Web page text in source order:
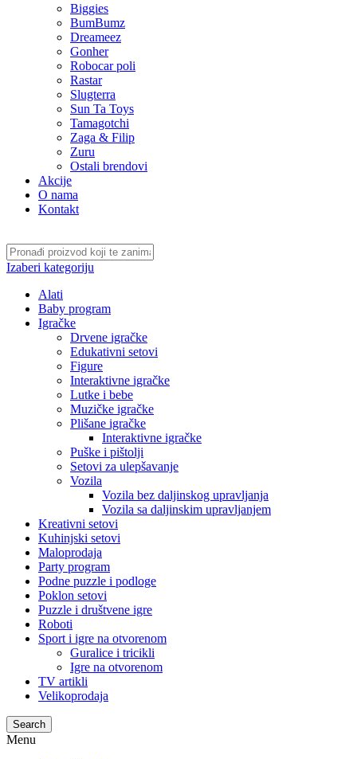
Biggies
BumBumz
Dreameez
Gonher
Robocar poli
Rastar
Slugterra
Sun Ta Toys
Tamagotchi
Zaga & Filip
Zuru
Ostali brendovi
Akcije
O nama
Kontakt
Izaberi kategoriju
Alati
Baby program
Igračke
Drvene igračke
Edukativni setovi
Figure
Interaktivne igračke
Lutke i bebe
Muzičke igračke
Plišane igračke
Interaktivne igračke
Puške i pištolji
Setovi za ulepšavanje
Vozila
Vozila bez daljinskog upravljanja
Vozila sa daljinskim upravljanjem
Kreativni setovi
Kuhinjski setovi
Maloprodaja
Party program
Podne puzzle i podloge
Poklon setovi
Puzzle i društvene igre
Roboti
Sport i igre na otvorenom
Guralice i tricikli
Igre na otvorenom
TV artikli
Velikoprodaja
Search
Menu